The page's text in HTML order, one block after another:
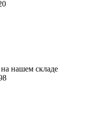
нашем складе